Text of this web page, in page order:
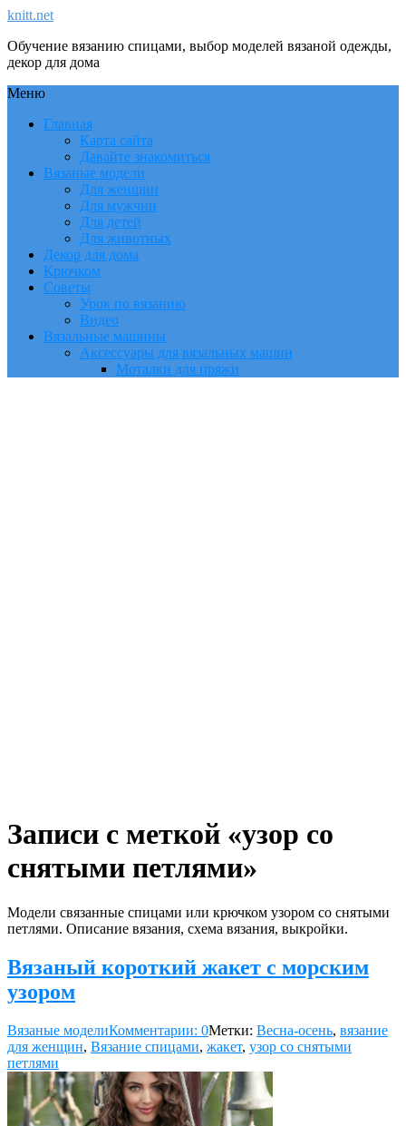
knitt.net
Обучение вязанию спицами, выбор моделей вязаной одежды,
декор для дома
Меню
Главная
Карта сайта
Давайте знакомиться
Вязаные модели
Для женщин
Для мужчин
Для детей
Для животных
Декор для дома
Крючком
Советы
Урок по вязанию
Видео
Вязальные машины
Аксессуары для вязальных машин
Моталки для пряжи
Записи с меткой «узор со
снятыми петлями»
Модели связанные спицами или крючком узором со снятыми
петлями. Описание вязания, схема вязания, выкройки.
Вязаный короткий жакет с морским
узором
Вязаные моделиКомментарии: 0Метки: Весна-осень, вязание
для женщин, Вязание спицами, жакет, узор со снятыми
петлями